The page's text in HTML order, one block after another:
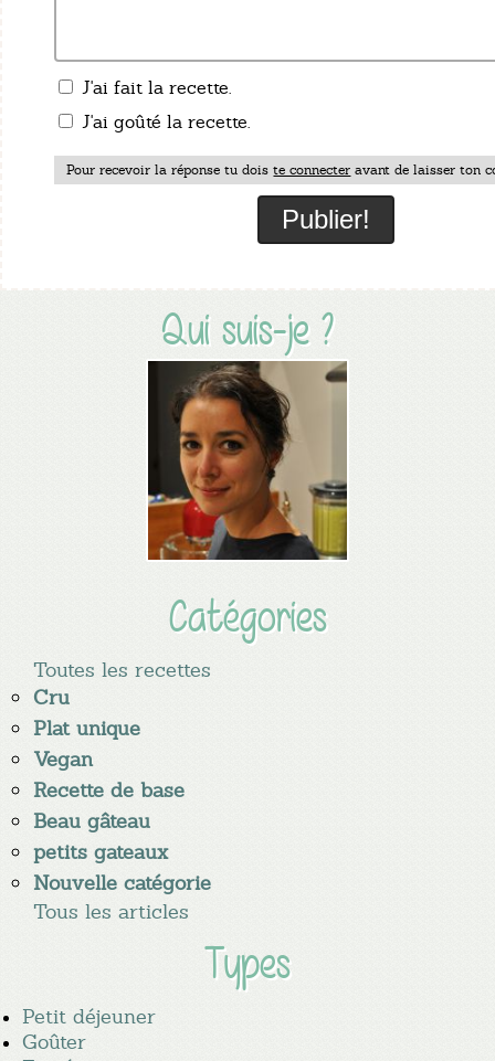
Qui suis-je ?
Catégories
Toutes les recettes
Cru
Plat unique
Vegan
Recette de base
Beau gâteau
petits gateaux
Nouvelle catégorie
Tous les articles
Types
Petit déjeuner
Goûter
J'ai fait la recette.
J'ai goûté la recette.
Pour recevoir la réponse tu doiste connecter avant de laisser ton